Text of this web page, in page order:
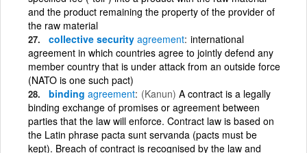
and the product remaining the property of the provider of
the raw material
collective security agreement international
agreement in which countries agree to jointly defend any
member country that is under attack from an outside force
(NATO is one such pact)
binding agreement (Kanun) A contract is a legally
binding exchange of promises or agreement between
parties that the law will enforce. Contract law is based on
the Latin phrase pacta sunt servanda (pacts must be
kept). Breach of contract is recognised by the law and